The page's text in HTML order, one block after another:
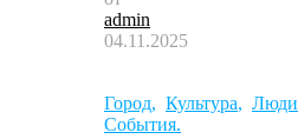
admin
04.11.2025
Город, Культура,
События.